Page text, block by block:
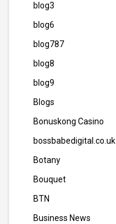
blog3
blog6
blog787
blog8
blog9
Blogs
Bonuskong Casino
bossbabedigital.co.uk
Botany
Bouquet
BTN
Business News